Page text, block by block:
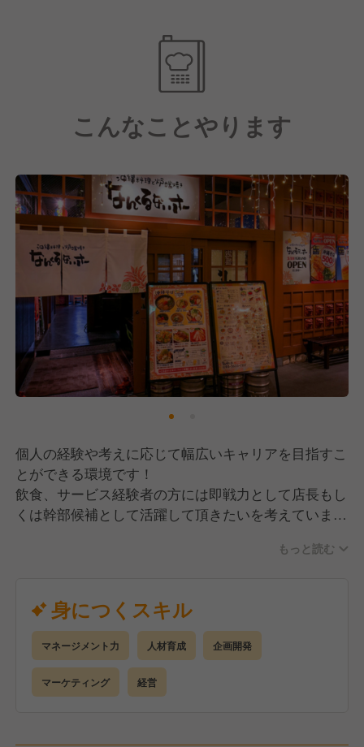
りを公平に評価し、スピード感をもって昇進昇格を目
また、230店舗90業態を運営する弊社の管理により福
利厚生や労務環境も充実しており、経験問わず様々な
方が安心して活躍できる環境です。
事業規模拡大により様々なキャリアアップ環境をご用
年間休日は業界TOPクラスの年間107日◎
こんなことやります
個人の経験や考えに応じて幅広いキャリアを目指すこ
とができる環境です！
飲食、サービス経験者の方には即戦力として店長もし
くは幹部候補として活躍して頂きたいを考えていま
その為、作業のみではなく店舗の総合的なマネージメ
【具体的には】
・ホール接客
・店舗マネジメント
・採用
・人材育成
もっと読む
身につくスキル
マネージメント力 人材育成 企画開発
マーケティング 経営